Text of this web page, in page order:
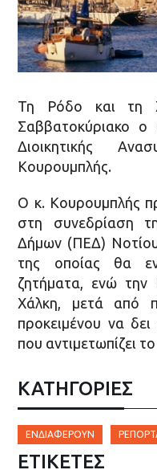
Τη Ρόδο και τη
Σαββατοκύριακο ο
Διοικητικής
Κουρουμπλής.
Ο κ. Κουρουμπλής
στη συνεδρίαση
Δήμων (ΠΕΔ) Νοτίου
της οποίας θα
ζητήματα, ενώ την
Χάλκη, μετά από
προκειμένου να
που αντιμετωπίζει
ΚΑΤΗΓΟΡΙΕΣ
ΕΝΔΙΑΦΈΡΟΥΝ
ΕΤΙΚΈΤΕΣ